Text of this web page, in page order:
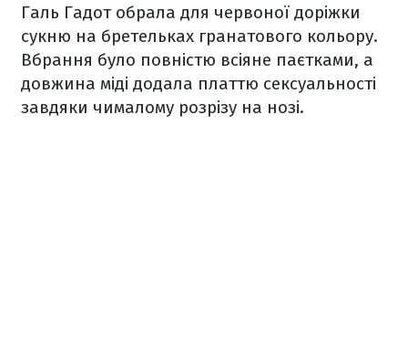
Галь Гадот обрала для червоної доріжки
сукню на бретельках гранатового кольору.
Вбрання було повністю всіяне паєтками, а
довжина міді додала платтю сексуальності
завдяки чималому розрізу на нозі.